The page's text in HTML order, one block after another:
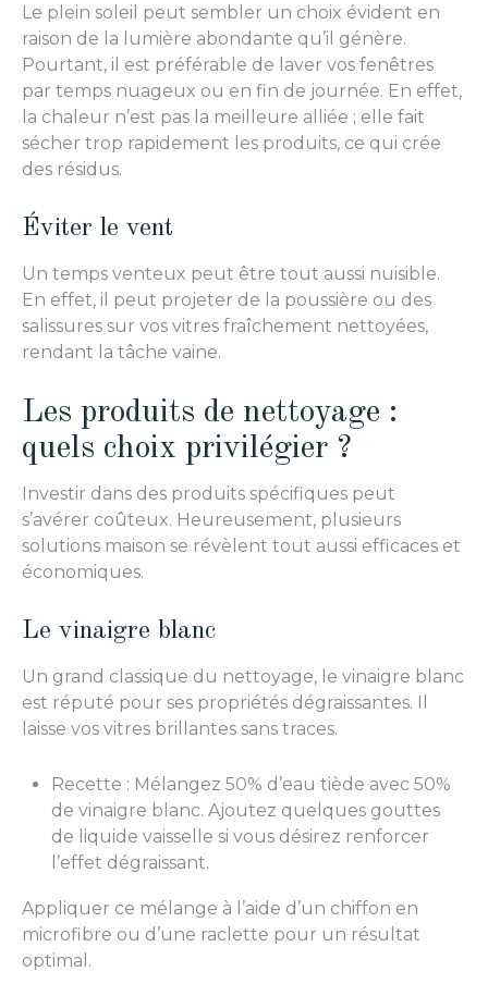
Le plein soleil peut sembler un choix évident en
raison de la lumière abondante qu’il génère.
Pourtant, il est préférable de laver vos fenêtres
par temps nuageux ou en fin de journée. En effet,
la chaleur n’est pas la meilleure alliée ; elle fait
sécher trop rapidement les produits, ce qui crée
des résidus.
Éviter le vent
Un temps venteux peut être tout aussi nuisible.
En effet, il peut projeter de la poussière ou des
salissures sur vos vitres fraîchement nettoyées,
rendant la tâche vaine.
Les produits de nettoyage :
quels choix privilégier ?
Investir dans des produits spécifiques peut
s’avérer coûteux. Heureusement, plusieurs
solutions maison se révèlent tout aussi efficaces et
économiques.
Le vinaigre blanc
Un grand classique du nettoyage, le vinaigre blanc
est réputé pour ses propriétés dégraissantes. Il
laisse vos vitres brillantes sans traces.
Recette : Mélangez 50% d’eau tiède avec 50%
de vinaigre blanc. Ajoutez quelques gouttes
de liquide vaisselle si vous désirez renforcer
l’effet dégraissant.
Appliquer ce mélange à l’aide d’un chiffon en
microfibre ou d’une raclette pour un résultat
optimal.